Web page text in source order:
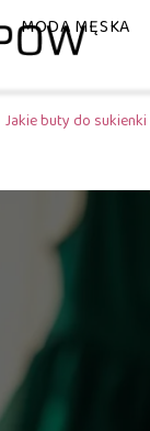
MODA MĘSKA
Jakie buty do